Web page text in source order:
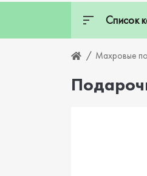
Список
Махровые